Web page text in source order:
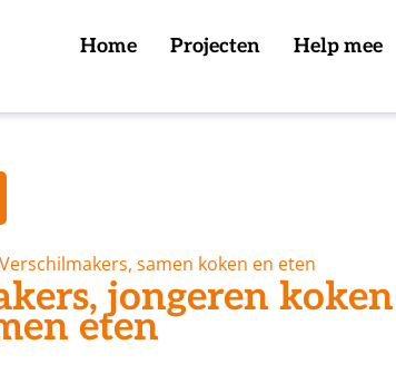
Home Projecten Help mee
Verschilmakers, samen koken en eten
jongeren
eten